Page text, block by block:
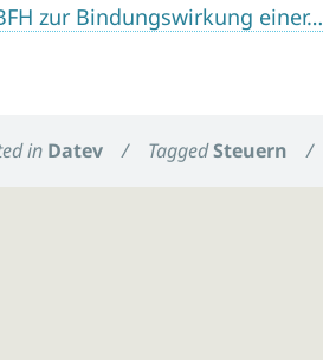
zur Bindungswirkung einer…
in Datev / TaggedSteuern /